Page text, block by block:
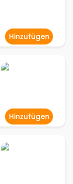
Hinzufügen
Hinzufügen